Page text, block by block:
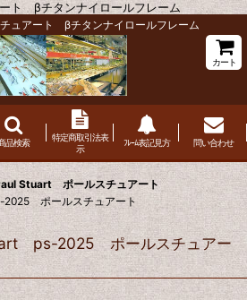
ト βチタンナイロールフレーム
ュアート βチタンナイロールフレーム
カート
品検索
特定商取引法表
示
ﾌﾚｰﾑ表記見方 問い合わせ
Stuart ポールスチュアート
ポールスチュアート
ps-2025 ポールスチュアー